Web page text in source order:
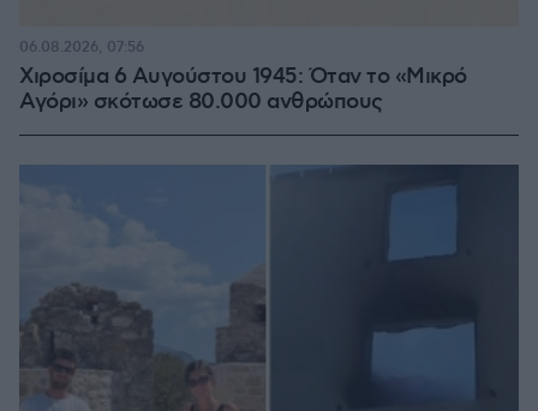
Χιροσίμα 6 Αυγούστου 1945: Όταν το «Μικρό
Αγόρι» σκότωσε 80.000 ανθρώπους
06.08.2026, 07:56